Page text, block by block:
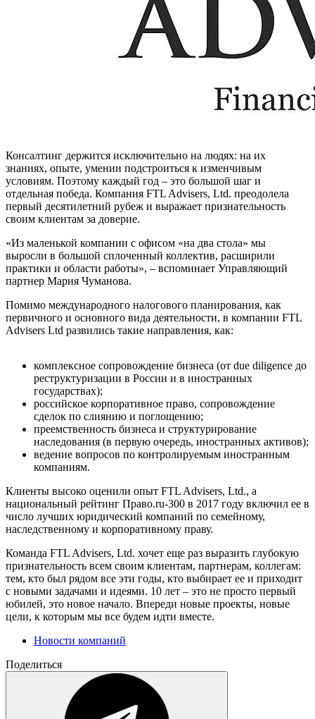
Консалтинг держится исключительно на людях: на их
знаниях, опыте, умении подстроиться к изменчивым
условиям. Поэтому каждый год – это большой шаг и
отдельная победа. Компания FTL Advisers, Ltd. преодолела
первый десятилетний рубеж и выражает признательность
своим клиентам за доверие.
«Из маленькой компании с офисом «на два стола» мы
выросли в большой сплоченный коллектив, расширили
практики и области работы», – вспоминает Управляющий
партнер Мария Чуманова.
Помимо международного налогового планирования, как
первичного и основного вида деятельности, в компании FTL
Advisers Ltd развились такие направления, как:
комплексное сопровождение бизнеса (от due diligence до
реструктуризации в России и в иностранных
государствах);
российское корпоративное право, сопровождение
сделок по слиянию и поглощению;
преемственность бизнеса и структурирование
наследования (в первую очередь, иностранных активов);
ведение вопросов по контролируемым иностранным
компаниям.
Клиенты высоко оценили опыт FTL Advisers, Ltd., а
национальный рейтинг Право.ru-300 в 2017 году включил ее в
число лучших юридический компаний по семейному,
наследственному и корпоративному праву.
Команда FTL Advisers, Ltd. хочет еще раз выразить глубокую
признательность всем своим клиентам, партнерам, коллегам:
тем, кто был рядом все эти годы, кто выбирает ее и приходит
с новыми задачами и идеями. 10 лет – это не просто первый
юбилей, это новое начало. Впереди новые проекты, новые
цели, к которым мы все будем идти вместе.
Новости компаний
Поделиться